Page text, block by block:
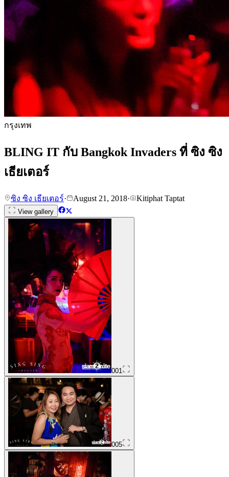
กรุงเทพ
BLING IT กับ Bangkok Invaders ที่ ซิง ซิง
เธียเตอร์
ซิง ซิง เธียเตอร์· August 21, 2018· Kitiphat Taptat
View gallery
001
005